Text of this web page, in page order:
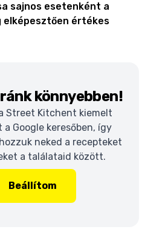
sajnos esetenként a
elképesztően értékes
könnyebben!
Street Kitchent kiemelt
Google keresőben, így
neked a recepteket
a találataid között.
Beállítom